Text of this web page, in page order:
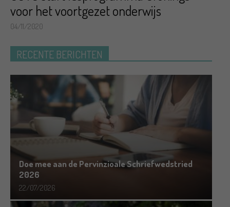
voor het voortgezet onderwijs
04/11/2020
RECENTE BERICHTEN
Doe mee aan de Pervinzioale Schriefwedstried
2026
22/07/2026